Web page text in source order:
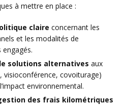
à mettre en place :
claire concernant les
et les modalités de
solutions alternatives aux
visioconférence, covoiturage)
environnemental.
des frais kilométriques